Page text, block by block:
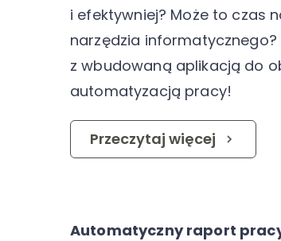
i efektywniej? Może to czas
narzędzia
z wbudowaną aplikacją do
automatyzacją pracy!
Przeczytaj więcej
Automatyczny raport